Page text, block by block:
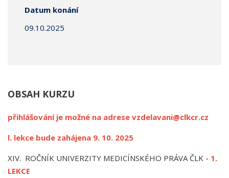
Datum konání
09.10.2025
OBSAH KURZU
přihlášování je možné na adrese vzdelavani@clkcr.cz
l. lekce bude zahájena 9. 10. 2025
XIV. ROČNÍK UNIVERZITY MEDICÍNSKÉHO PRÁVA ČLK - 1.
LEKCE